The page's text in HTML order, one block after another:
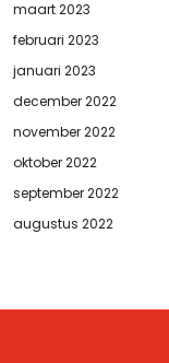
maart 2023
februari 2023
januari 2023
december 2022
november 2022
oktober 2022
september 2022
augustus 2022